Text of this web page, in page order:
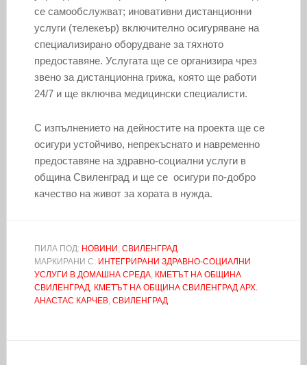
се самообслужват; иновативни дистанционни
услуги (телекеър) включително осигуряване на
специализирано оборудване за тяхното
предоставяне. Услугата ще се организира чрез
звено за дистанционна грижа, която ще работи
24/7 и ще включва медицински специалисти.
С изпълнението на дейностите на проекта ще се
осигури устойчиво, непрекъснато и навременно
предоставяне на здравно-социални услуги в
община Свиленград и ще се осигури по-добро
качество на живот за хората в нужда.
ПИЛА ПОД: НОВИНИ , СВИЛЕНГРАД
МАРКИРАНИ С: ИНТЕГРИРАНИ ЗДРАВНО-СОЦИАЛНИ
УСЛУГИ В ДОМАШНА СРЕДА, КМЕТЪТ НА ОБЩИНА
СВИЛЕНГРАД, КМЕТЪТ НА ОБЩИНА СВИЛЕНГРАД АРХ.
АНАСТАС КАРЧЕВ, СВИЛЕНГРАД